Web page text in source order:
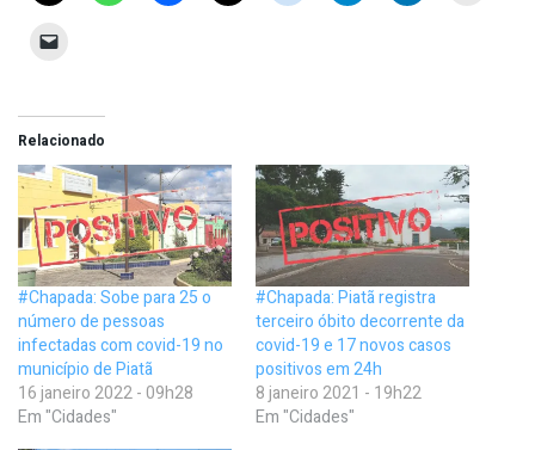
Relacionado
#Chapada: Sobe para 25 o
número de pessoas
infectadas com covid-19 no
município de Piatã
16 janeiro 2022 - 09h28
Em "Cidades"
#Chapada: Piatã registra
terceiro óbito decorrente da
covid-19 e 17 novos casos
positivos em 24h
8 janeiro 2021 - 19h22
Em "Cidades"